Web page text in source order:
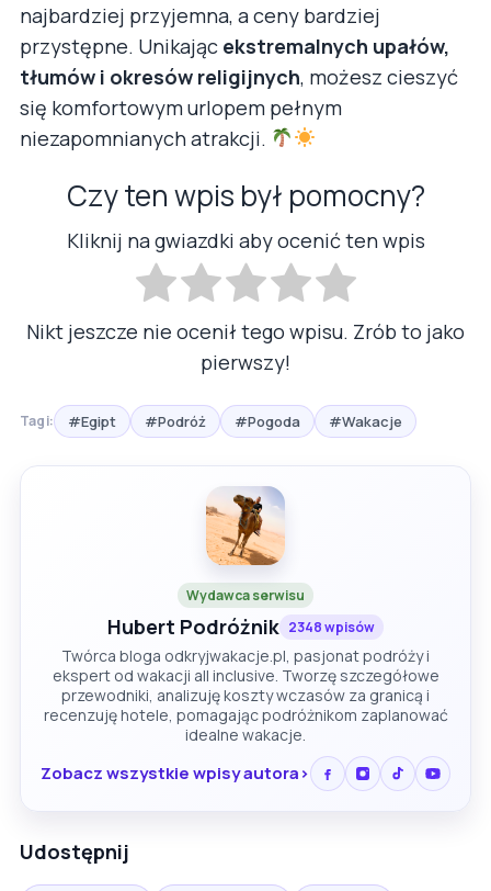
najbardziej przyjemna, a ceny bardziej
przystępne. Unikając ekstremalnych upałów,
tłumów i okresów religijnych, możesz cieszyć
się komfortowym urlopem pełnym
niezapomnianych atrakcji.
Czy ten wpis był pomocny?
Kliknij na gwiazdki aby ocenić ten wpis
Nikt jeszcze nie ocenił tego wpisu. Zrób to jako
pierwszy!
Tagi: #Egipt #Podróż #Pogoda #Wakacje
Wydawca serwisu
Hubert Podróżnik 2348 wpisów
Twórca bloga odkryjwakacje.pl, pasjonat podróży i
ekspert od wakacji all inclusive. Tworzę szczegółowe
przewodniki, analizuję koszty wczasów za granicą i
recenzuję hotele, pomagając podróżnikom zaplanować
idealne wakacje.
Zobacz wszystkie wpisy autora
Udostępnij